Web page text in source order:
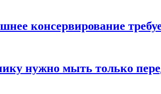
консервирование
нужно мыть только